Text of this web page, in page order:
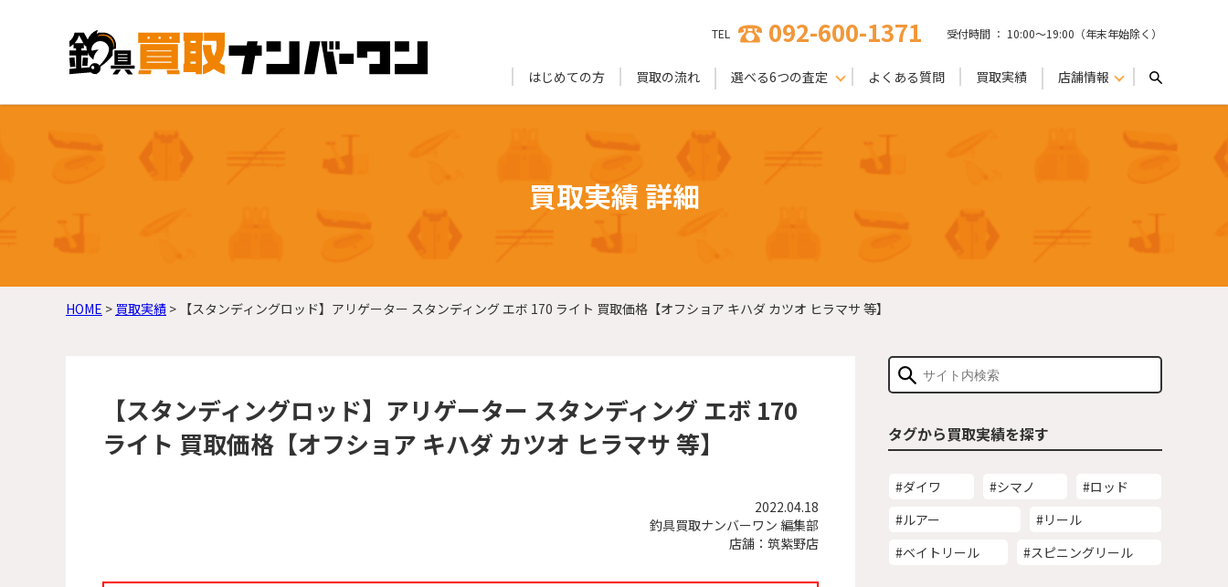
TEL 092-600-1371 受付時間 ： 10:00〜19:00（年末年始除く）
はじめての方 買取の流れ 選べる6つの査定 よくある質問 買取実績 店舗情報
買取実績 詳細
HOME > 買取実績 > 【スタンディングロッド】アリゲーター スタンディング エボ 170 ライト 買取価格【オフショア キハダ カツオ ヒラマサ 等】
【スタンディングロッド】アリゲーター スタンディング エボ 170
ライト 買取価格【オフショア キハダ カツオ ヒラマサ 等】
2022.04.18
釣具買取ナンバーワン 編集部
店舗：筑紫野店
タグから買取実績を探す
#ダイワ #シマノ
#ロッド
#ルアー
#リール
#ベイトリール
#スピニングリール